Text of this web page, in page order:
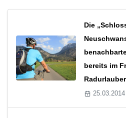
Die
bereits im
Radurlauber